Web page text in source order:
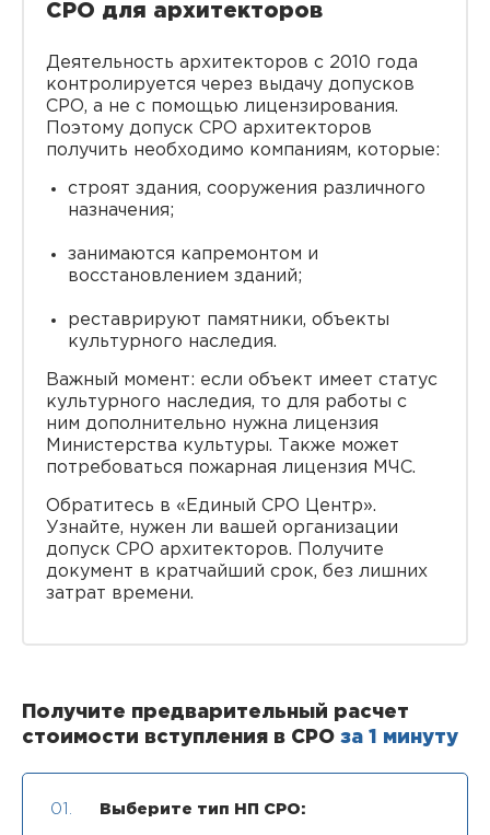
СРО для архитекторов
Деятельность архитекторов с 2010 года
контролируется через выдачу допусков
СРО, а не с помощью лицензирования.
Поэтому допуск СРО архитекторов
получить необходимо компаниям, которые:
строят здания, сооружения различного
назначения;
занимаются капремонтом и
восстановлением зданий;
реставрируют памятники, объекты
культурного наследия.
Важный момент: если объект имеет статус
культурного наследия, то для работы с
ним дополнительно нужна лицензия
Министерства культуры. Также может
потребоваться пожарная лицензия МЧС.
Обратитесь в «Единый СРО Центр».
Узнайте, нужен ли вашей организации
допуск СРО архитекторов. Получите
документ в кратчайший срок, без лишних
затрат времени.
Получите предварительный расчет
стоимости вступления в СРО за 1 минуту
01. Выберите тип НП СРО: